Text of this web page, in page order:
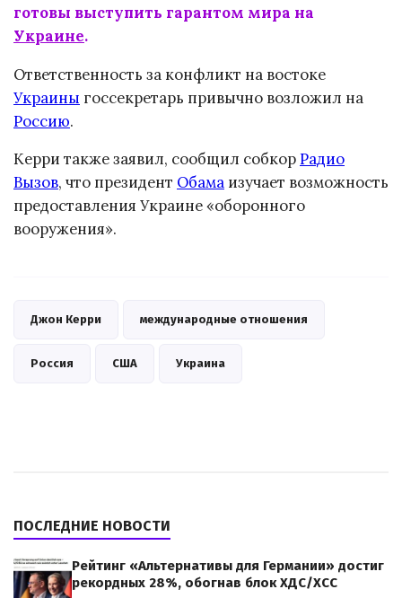
готовы выступить гарантом мира на
Украине.
Ответственность за конфликт на востоке
Украины госсекретарь привычно возложил на
Россию.
Керри также заявил, сообщил собкорРадио
Вызов, что президент Обама изучает возможность
предоставления Украине «оборонного
вооружения».
Джон Керри международные отношения
Россия США Украина
ПОСЛЕДНИЕ НОВОСТИ
Рейтинг «Альтернативы для Германии» достиг
рекордных 28%, обогнав блок ХДС/ХСС